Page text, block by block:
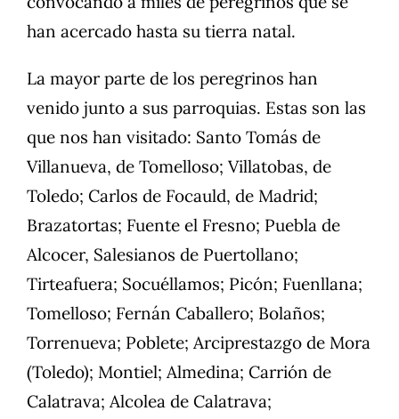
han acercado hasta su tierra natal.
La mayor parte de los peregrinos han
venido junto a sus parroquias. Estas son las
que nos han visitado: Santo Tomás de
Villanueva, de Tomelloso; Villatobas, de
Toledo; Carlos de Focauld, de Madrid;
Brazatortas; Fuente el Fresno; Puebla de
Alcocer, Salesianos de Puertollano;
Tirteafuera; Socuéllamos; Picón; Fuenllana;
Tomelloso; Fernán Caballero; Bolaños;
Torrenueva; Poblete; Arciprestazgo de Mora
(Toledo); Montiel; Almedina; Carrión de
Calatrava; Alcolea de Calatrava;